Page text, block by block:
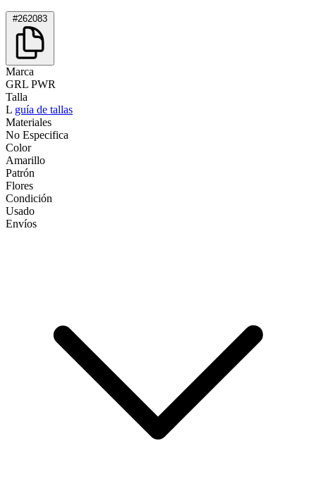
#262083
Marca
GRL PWR
Talla
L guía de tallas
Materiales
No Especifica
Color
Amarillo
Patrón
Flores
Condición
Usado
Envíos